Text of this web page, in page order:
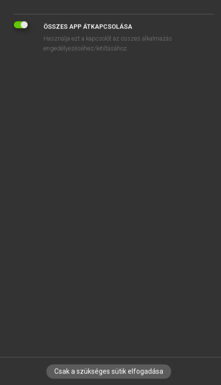
pension d’ancienneté
pension de la sécurité sociale
IRATKOZZ FEL HÍRLEVELÜNKRE!
ÖSSZES APP ÁTKAPCSOLÁSA
Használja ezt a kapcsolót az összes alkalmazás
engedélyezéséhez/letiltásához.
Csak a szükséges sütik elfogadása